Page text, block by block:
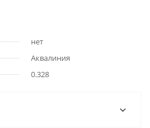
нет
Аквалиния
0.328